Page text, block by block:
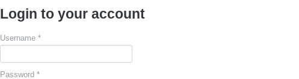
Login to your account
Username *
Password *